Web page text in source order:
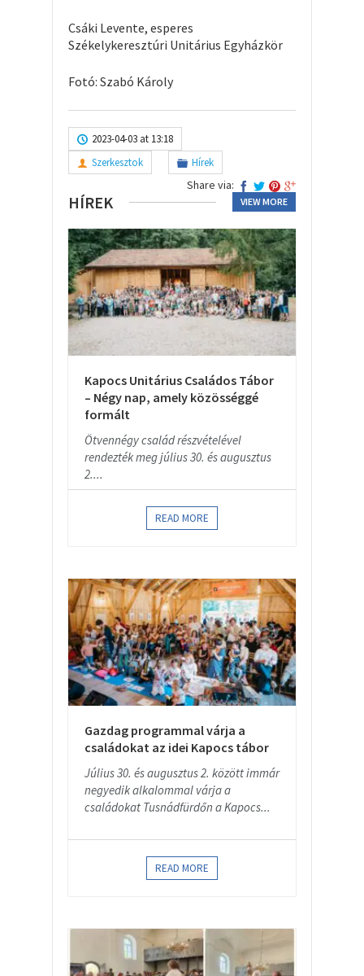
Csáki Levente, esperes
Székelykeresztúri Unitárius Egyházkör
Fotó: Szabó Károly
2023-04-03 at 13:18
Szerkesztok
Hírek
Share via:
HÍREK VIEW MORE
Kapocs Unitárius Családos Tábor
– Négy nap, amely közösséggé
formált
Ötvennégy család részvételével
rendezték meg július 30. és augusztus
2....
READ MORE
Gazdag programmal várja a
családokat az idei Kapocs tábor
Július 30. és augusztus 2. között immár
negyedik alkalommal várja a
családokat Tusnádfürdőn a Kapocs...
READ MORE